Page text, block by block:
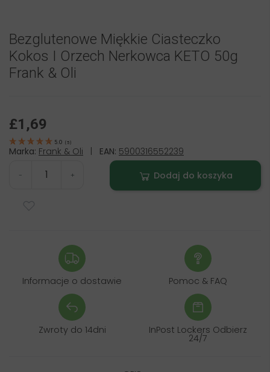
Bezglutenowe Miękkie Ciasteczko
Kokos I Orzech Nerkowca KETO 50g
Frank & Oli
£1,69
5.0 ( 5)
Marka: Frank & Oli | EAN: 5900316552239
- + Dodaj do koszyka
Informacje o dostawie Pomoc & FAQ
Zwroty do 14dni InPost Lockers Odbierz
24/7